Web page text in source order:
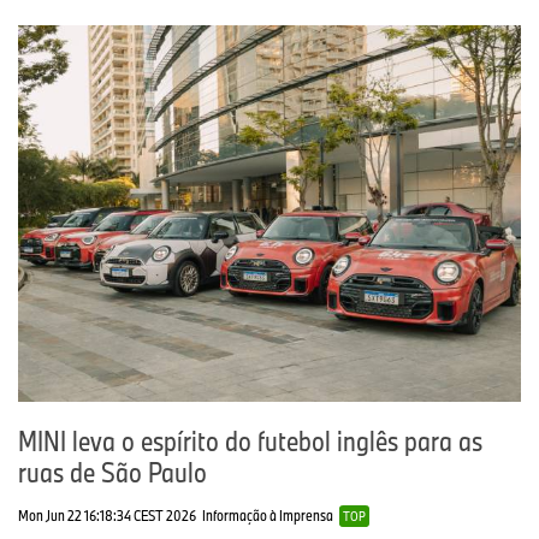
Compromisso da MINI com a segurança: padrão em todos os
modelos e comprovado de forma independente
A combinação inteligente entre estrutura do veículo, tecnologia
avançada de airbags e cintos, e sistemas de proteção bem
projetados para todos os ocupantes, junto com diversos sistemas
de assistência ao motorista, reflete o alto padrão da MINI em
segurança. As repetidas classificações de cinco estrelas do Euro
NCAP comprovam esse rigor constante no desenvolvimento.
Para acessar o press release completo em inglês,clique aqui.
Acompanhe a BMW do Brasil nas redes sociais:
MINI leva o espírito do futebol inglês para as
ruas de São Paulo
Mon Jun 22 16:18:34 CEST 2026 Informação à Imprensa TOP